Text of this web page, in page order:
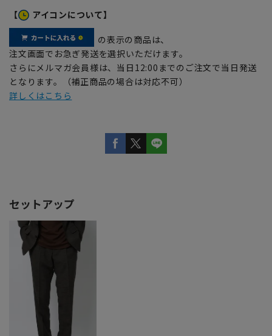
【 アイコンについて】
の表示の商品は、
注文画面でお急ぎ発送を選択いただけます。
さらにメルマガ会員様は、当日12:00までのご注文で当日発送
となります。（補正商品の場合は対応不可）
詳しくはこちら